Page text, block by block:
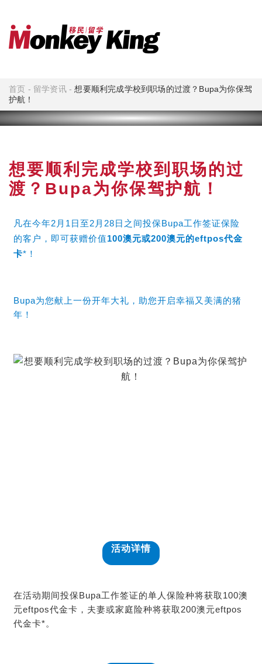
首页 - 留学资讯-想要顺利完成学校到职场的过渡？Bupa为你保驾
护航！
想要顺利完成学校到职场的过
渡？Bupa为你保驾护航！
凡在今年2月1日至2月28日之间投保Bupa工作签证保险
的客户，即可获赠价值100澳元或200澳元的eftpos代金
卡*！
Bupa为您献上一份开年大礼，助您开启幸福又美满的猪
年！
活动详情
在活动期间投保Bupa工作签证的单人保险种将获取100澳
元eftpos代金卡，夫妻或家庭险种将获取200澳元eftpos
代金卡*。